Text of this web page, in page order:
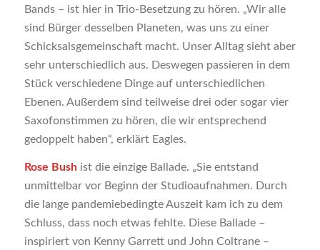
Bands – ist hier in Trio-Besetzung zu hören. „Wir alle
sind Bürger desselben Planeten, was uns zu einer
Schicksalsgemeinschaft macht. Unser Alltag sieht aber
sehr unterschiedlich aus. Deswegen passieren in dem
Stück verschiedene Dinge auf unterschiedlichen
Ebenen. Außerdem sind teilweise drei oder sogar vier
Saxofonstimmen zu hören, die wir entsprechend
gedoppelt haben“, erklärt Eagles.
Rose Bushist die einzige Ballade. „Sie entstand
unmittelbar vor Beginn der Studioaufnahmen. Durch
die lange pandemiebedingte Auszeit kam ich zu dem
Schluss, dass noch etwas fehlte. Diese Ballade –
inspiriert von Kenny Garrett und John Coltrane –